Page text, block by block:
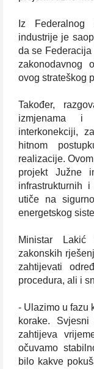
Iz Federalnog
industrije je
da se
zakonodavnog
ovog strateškog
Također,
izmjenama i
interkonekciji,
hitnom
realizacije.
projekt Južne
infrastrukturnih
utiče na
energetskog
Ministar
zakonskih
zahtijevati
procedura, ali i
- Ulazimo u fazu
korake.
zahtijeva
očuvamo
bilo kakve